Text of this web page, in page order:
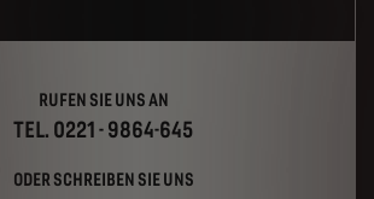
RUFEN SIE UNS AN
TEL. 0221 - 9864-645
ODER SCHREIBEN SIE UNS